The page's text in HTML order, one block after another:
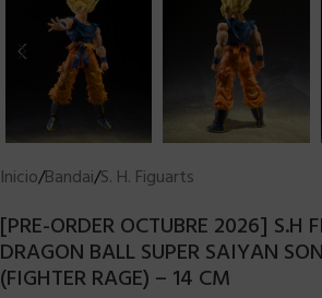
Inicio/Bandai/S. H. Figuarts
[PRE-ORDER OCTUBRE 2026] S.H
DRAGON BALL SUPER SAIYAN
(FIGHTER RAGE) – 14 CM